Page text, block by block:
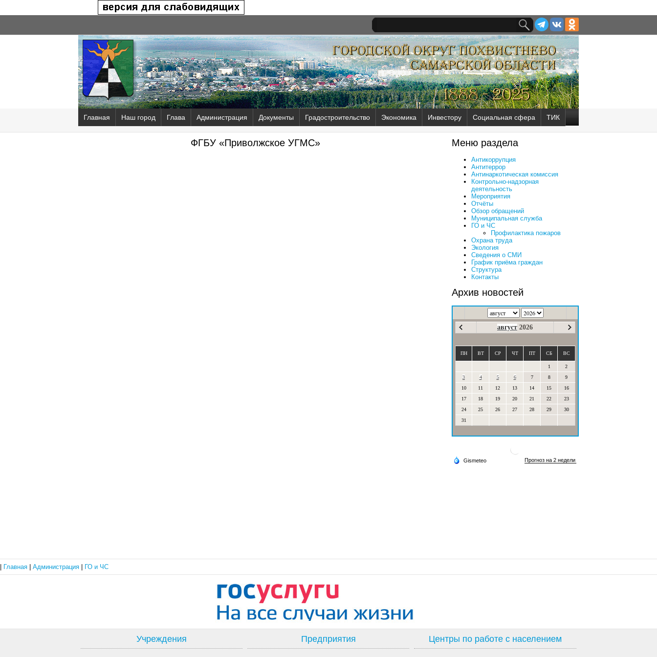
Главная Наш город Глава Администрация Документы Градостроительство Экономика Инвестору Социальная сфера ТИК
ФГБУ «Приволжское УГМС» Меню раздела
Антикоррупция
Антитеррор
Антинаркотическая комиссия
Контрольно-надзорная
деятельность
Мероприятия
Отчёты
Обзор обращений
Муниципальная служба
ГО и ЧС
Профилактика пожаров
Охрана труда
Экология
Сведения о СМИ
График приёма граждан
Структура
Контакты
Архив новостей
август 2026
ПН ВТ СР ЧТ ПТ СБ ВС
1
2
3
4 5 6 7 8
9
10
11 12 13 14 15
16
17
18 19 20 21 22
23
24
25 26 27 28 29
30
31
Главная Администрация ГО и ЧС
Учреждения Предприятия Центры по работе с населением